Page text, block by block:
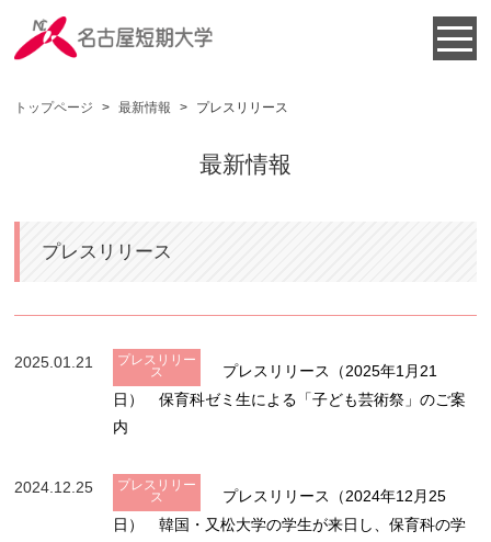
トップページ > 最新情報 > プレスリリース
最新情報
プレスリリース
2025.01.21 プレスリリー
ス
プレスリリース（2025年1月21
日） 保育科ゼミ生による「子ども芸術祭」のご案
内
2024.12.25 プレスリリー
ス
プレスリリース（2024年12月25
日） 韓国・又松大学の学生が来日し、保育科の学